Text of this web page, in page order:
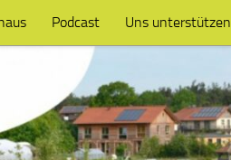
Podcast Uns unterstützen